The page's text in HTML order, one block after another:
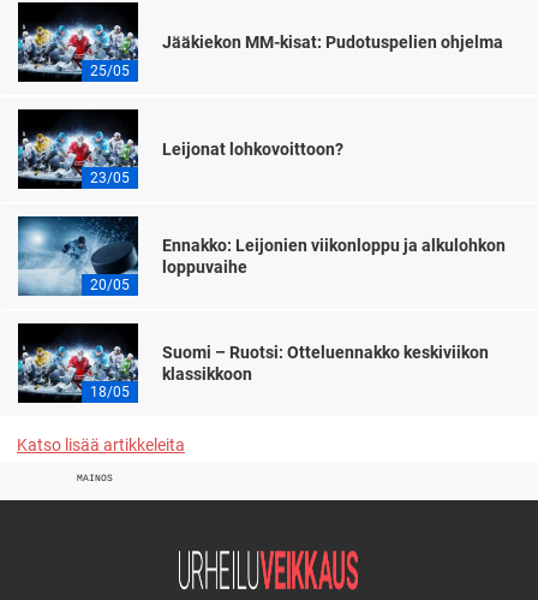
25/05
Jääkiekon MM-kisat: Pudotuspelien ohjelma
23/05
Leijonat lohkovoittoon?
20/05
Ennakko: Leijonien viikonloppu ja alkulohkon
loppuvaihe
18/05
Suomi – Ruotsi: Otteluennakko keskiviikon
klassikkoon
Katso lisää artikkeleita
MAINOS